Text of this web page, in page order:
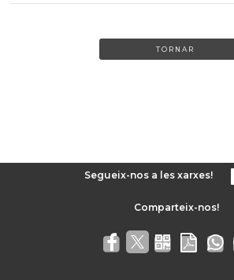
TORNAR
Segueix-nos a les xarxes!